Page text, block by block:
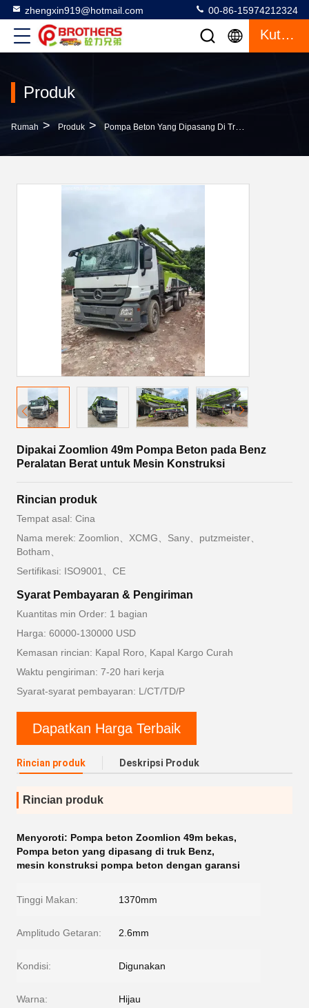
zhengxin919@hotmail.com 00-86-15974212324
Kutipan
Produk
Rumah > Produk > Pompa Beton Yang Dipasang Di Truk
Dipakai Zoomlion 49m Pompa Beton pada Benz
Peralatan Berat untuk Mesin Konstruksi
Rincian produk
Tempat asal: Cina
Nama merek: Zoomlion、XCMG、Sany、putzmeister、
Botham、
Sertifikasi: ISO9001、CE
Syarat Pembayaran & Pengiriman
Kuantitas min Order: 1 bagian
Harga: 60000-130000 USD
Kemasan rincian: Kapal Roro, Kapal Kargo Curah
Waktu pengiriman: 7-20 hari kerja
Syarat-syarat pembayaran: L/CT/TD/P
Dapatkan Harga Terbaik
Rincian produk Deskripsi Produk
Rincian produk
Menyoroti: Pompa beton Zoomlion 49m bekas,
Pompa beton yang dipasang di truk Benz,
mesin konstruksi pompa beton dengan garansi
Tinggi Makan: 1370mm
Amplitudo Getaran: 2.6mm
Kondisi: Digunakan
Warna: Hijau